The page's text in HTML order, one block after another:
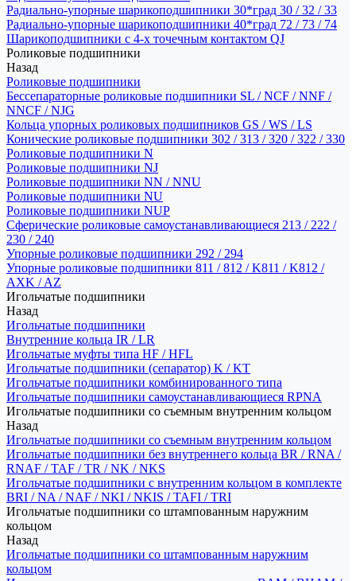
Радиально-упорные шарикоподшипники 30*град 30 / 32 / 33
Радиально-упорные шарикоподшипники 40*град 72 / 73 / 74
Шарикоподшипники с 4-х точечным контактом QJ
Роликовые подшипники
Назад
Роликовые подшипники
Бессепараторные роликовые подшипники SL / NCF / NNF /
NNCF / NJG
Кольца упорных роликовых подшипников GS / WS / LS
Конические роликовые подшипники 302 / 313 / 320 / 322 / 330
Роликовые подшипники N
Роликовые подшипники NJ
Роликовые подшипники NN / NNU
Роликовые подшипники NU
Роликовые подшипники NUP
Сферические роликовые самоустанавливающиеся 213 / 222 /
230 / 240
Упорные роликовые подшипники 292 / 294
Упорные роликовые подшипники 811 / 812 / K811 / K812 /
AXK / AZ
Игольчатые подшипники
Назад
Игольчатые подшипники
Внутренние кольца IR / LR
Игольчатые муфты типа HF / HFL
Игольчатые подшипники (сепаратор) K / KT
Игольчатые подшипники комбинированного типа
Игольчатые подшипники самоустанавливающиеся RPNA
Игольчатые подшипники со съемным внутренним кольцом
Назад
Игольчатые подшипники со съемным внутренним кольцом
Игольчатые подшипники без внутреннего кольца BR / RNA /
RNAF / TAF / TR / NK / NKS
Игольчатые подшипники с внутренним кольцом в комплекте
BRI / NA / NAF / NKI / NKIS / TAFI / TRI
Игольчатые подшипники со штампованным наружним
кольцом
Назад
Игольчатые подшипники со штампованным наружним
кольцом